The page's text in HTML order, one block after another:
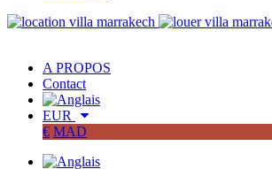
A PROPOS
Contact
EUR
€ MAD